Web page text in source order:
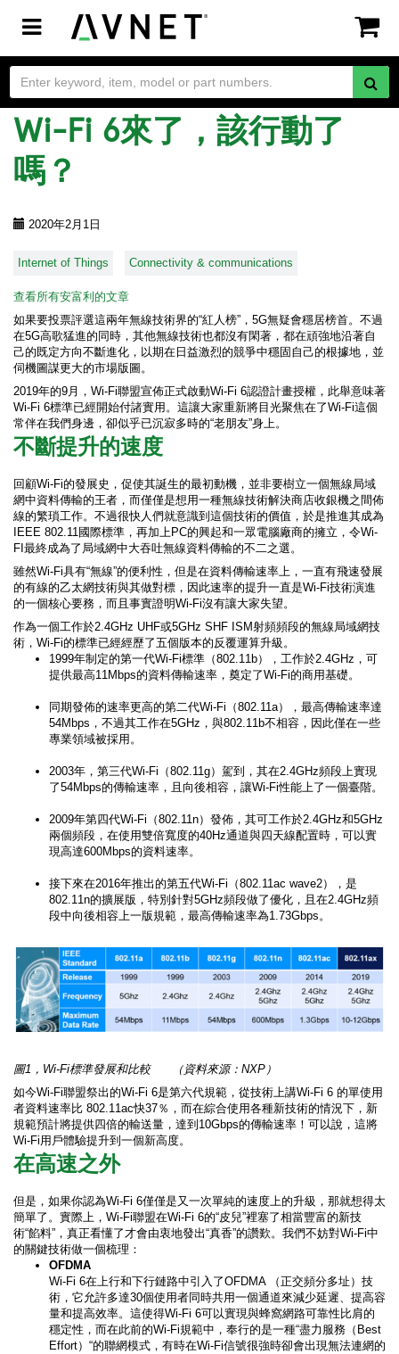
Toggle
navigation
Wi-Fi 6來了，該行動了
嗎？
2020年2月1日
Internet of Things Connectivity & communications
查看所有安富利的文章
如果要投票評選這兩年無線技術界的“紅人榜”，5G無疑會穩居榜首。不過
在5G高歌猛進的同時，其他無線技術也都沒有閑著，都在頑強地沿著自
己的既定方向不斷進化，以期在日益激烈的競爭中穩固自己的根據地，並
伺機圖謀更大的市場版圖。
2019年的9月，Wi-Fi聯盟宣佈正式啟動Wi-Fi 6認證計畫授權，此舉意味著
Wi-Fi 6標準已經開始付諸實用。這讓大家重新將目光聚焦在了Wi-Fi這個
常伴在我們身邊，卻似乎已沉寂多時的“老朋友”身上。
不斷提升的速度
回顧Wi-Fi的發展史，促使其誕生的最初動機，並非要樹立一個無線局域
網中資料傳輸的王者，而僅僅是想用一種無線技術解決商店收銀機之間佈
線的繁瑣工作。不過很快人們就意識到這個技術的價值，於是推進其成為
IEEE 802.11國際標準，再加上PC的興起和一眾電腦廠商的擁立，令Wi-
FI最終成為了局域網中大吞吐無線資料傳輸的不二之選。
雖然Wi-Fi具有“無線”的便利性，但是在資料傳輸速率上，一直有飛速發展
的有線的乙太網技術與其做對標，因此速率的提升一直是Wi-Fi技術演進
的一個核心要務，而且事實證明Wi-Fi沒有讓大家失望。
作為一個工作於2.4GHz UHF或5GHz SHF ISM射頻頻段的無線局域網技
術，Wi-Fi的標準已經經歷了五個版本的反覆運算升級。
1999年制定的第一代Wi-Fi標準（802.11b），工作於2.4GHz，可
提供最高11Mbps的資料傳輸速率，奠定了Wi-Fi的商用基礎。
同期發佈的速率更高的第二代Wi-Fi（802.11a），最高傳輸速率達
54Mbps，不過其工作在5GHz，與802.11b不相容，因此僅在一些
專業領域被採用。
2003年，第三代Wi-Fi（802.11g）駕到，其在2.4GHz頻段上實現
了54Mbps的傳輸速率，且向後相容，讓Wi-Fi性能上了一個臺階。
2009年第四代Wi-Fi（802.11n）發佈，其可工作於2.4GHz和5GHz
兩個頻段，在使用雙倍寬度的40Hz通道與四天線配置時，可以實
現高達600Mbps的資料速率。
接下來在2016年推出的第五代Wi-Fi（802.11ac wave2），是
802.11n的擴展版，特別針對5GHz頻段做了優化，且在2.4GHz頻
段中向後相容上一版規範，最高傳輸速率為1.73Gbps。
圖1，Wi-Fi標準發展和比較 （資料來源：NXP）
如今Wi-Fi聯盟祭出的Wi-Fi 6是第六代規範，從技術上講Wi-Fi 6 的單使用
者資料速率比 802.11ac快37％，而在綜合使用各種新技術的情況下，新
規範預計將提供四倍的輸送量，達到10Gbps的傳輸速率！可以說，這將
Wi-Fi用戶體驗提升到一個新高度。
在高速之外
但是，如果你認為Wi-Fi 6僅僅是又一次單純的速度上的升級，那就想得太
簡單了。實際上，Wi-Fi聯盟在Wi-Fi 6的“皮兒”裡塞了相當豐富的新技
術“餡料”，真正看懂了才會由衷地發出“真香”的讚歎。我們不妨對Wi-Fi中
的關鍵技術做一個梳理：
OFDMA
Wi-Fi 6在上行和下行鏈路中引入了OFDMA （正交頻分多址）技
術，它允許多達30個使用者同時共用一個通道來減少延遲、提高容
量和提高效率。這使得Wi-Fi 6可以實現與蜂窩網路可靠性比肩的
穩定性，而在此前的Wi-Fi規範中，奉行的是一種“盡力服務（Best
Effort）“的聯網模式，有時在Wi-Fi信號很強時卻會出現無法連網的